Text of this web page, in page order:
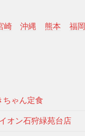
崎 沖縄 熊本 福岡
ちゃん定食
イオン石狩緑苑台店